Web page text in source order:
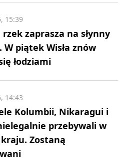
zaprasza na słynny
piątek Wisła znów
łodziami
15:39
Kolumbii, Nikaragui i
przebywali w
Zostaną
14:43